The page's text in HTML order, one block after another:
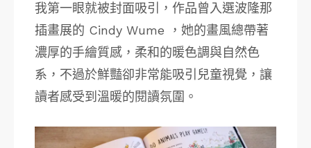
我第一眼就被封面吸引，作品曾入選波隆那
插畫展的 Cindy Wume ，她的畫風總帶著
濃厚的手繪質感，柔和的暖色調與自然色
系，不過於鮮豔卻非常能吸引兒童視覺，讓
讀者感受到溫暖的閱讀氛圍。